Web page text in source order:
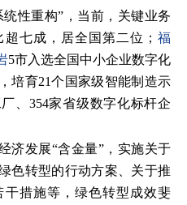
统性重构”，当前，关键业务
七成，居全国第二位； 福
5市入选全国中小企业数字化
培育21个国家级智能制造示
、354家省级数字化标杆企
济发展“含金量”，实施关于
色转型的行动方案、关于推
措施等，绿色转型成效斐